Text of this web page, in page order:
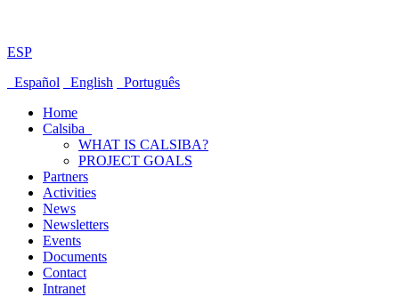
ESP
Español
English
Português
Home
Calsiba
WHAT IS CALSIBA?
PROJECT GOALS
Partners
Activities
News
Newsletters
Events
Documents
Contact
Intranet